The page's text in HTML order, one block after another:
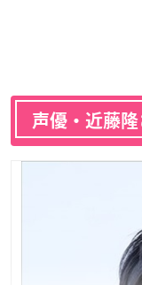
声優・近藤